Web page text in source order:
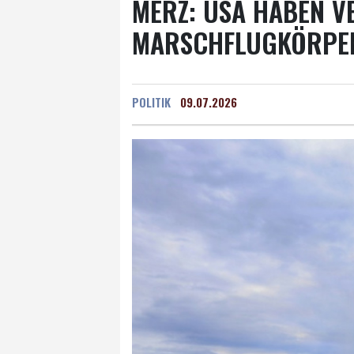
MERZ: USA HABEN
POLITIK 09.07.2026